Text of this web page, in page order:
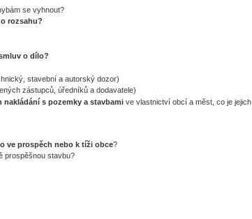
se vyhnout?
rozsahu?
o dílo?
stavební a autorský dozor)
zástupců, úředníků a dodavatele)
nakládání s pozemky a stavbami ve vlastnictví obcí a měst, co je jejich
ve prospěch nebo k tíži obce?
prospěšnou stavbu?